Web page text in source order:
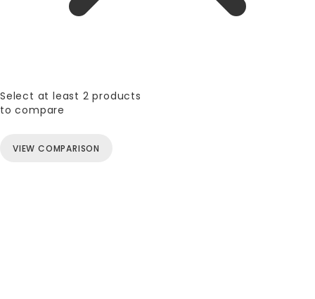
Select at least 2 products
to compare
VIEW COMPARISON